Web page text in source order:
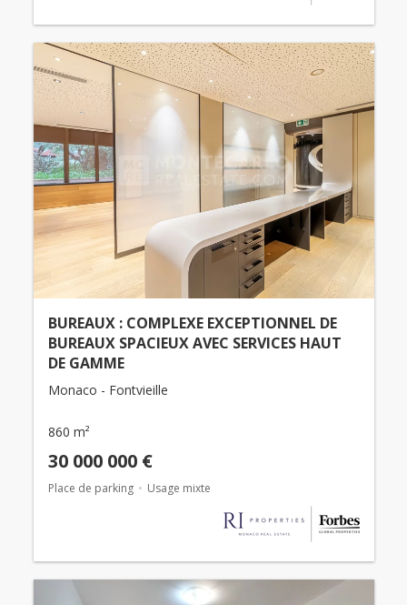
BUREAUX : COMPLEXE EXCEPTIONNEL DE
BUREAUX SPACIEUX AVEC SERVICES HAUT
DE GAMME
Monaco - Fontvieille
860 m²
30 000 000 €
Place de parking Usage mixte